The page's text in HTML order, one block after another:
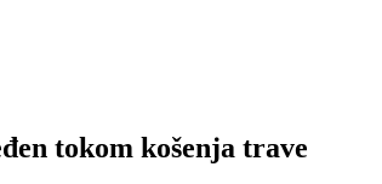
tokom košenja trave